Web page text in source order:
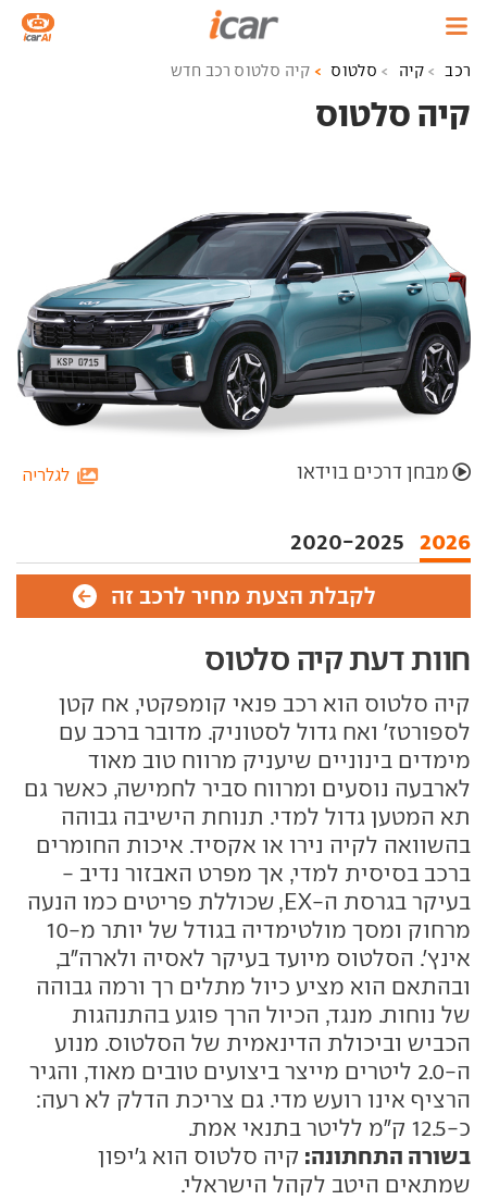
רכב קיה סלטוס קיה סלטוס רכב חדש
קיה סלטוס ‏
2026
2020-2025
לגלריה מבחן דרכים בוידאו
לקבלת הצעת מחיר לרכב זה
חוות דעת קיה סלטוס
קיה סלטוס הוא רכב פנאי קומפקטי, אח קטן
לספורטז' ואח גדול לסטוניק. מדובר ברכב עם
מימדים בינוניים שיעניק מרווח טוב מאוד
לארבעה נוסעים ומרווח סביר לחמישה, כאשר גם
תא המטען גדול למדי. תנוחת הישיבה גבוהה
בהשוואה לקיה נירו או אקסיד. איכות החומרים
ברכב בסיסית למדי, אך מפרט האבזור נדיב -
בעיקר בגרסת ה-EX, שכוללת פריטים כמו הנעה
מרחוק ומסך מולטימדיה בגודל של יותר מ-10
אינץ'. הסלטוס מיועד בעיקר לאסיה ולארה"ב,
ובהתאם הוא מציע כיול מתלים רך ורמה גבוהה
של נוחות. מנגד, הכיול הרך פוגע בהתנהגות
הכביש וביכולת הדינאמית של הסלטוס. מנוע
ה-2.0 ליטרים מייצר ביצועים טובים מאוד, והגיר
הרציף אינו רועש מדי. גם צריכת הדלק לא רעה:
כ-12.5 ק"מ לליטר בתנאי אמת.
בשורה התחתונה: קיה סלטוס הוא ג'יפון
שמתאים היטב לקהל הישראלי.